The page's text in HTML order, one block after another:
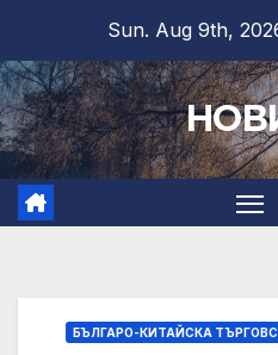
content
Sun. Aug 9th,
БЪЛГАРО-КИТАЙСКА